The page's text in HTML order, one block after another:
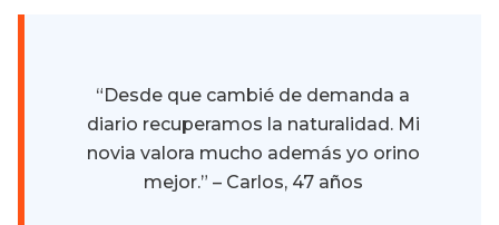
“Desde que cambié de demanda a
diario recuperamos la naturalidad. Mi
novia valora mucho además yo orino
mejor.” – Carlos, 47 años